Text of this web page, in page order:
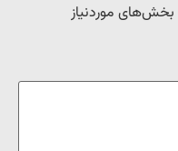
بخش‌های موردنیاز